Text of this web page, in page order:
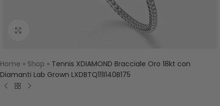
Home » Shop » Tennis XDIAMOND Bracciale Oro 18kt con
Diamanti Lab Grown LXDBTQ111I140B175